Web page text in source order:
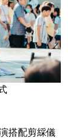
搭配剪綵儀